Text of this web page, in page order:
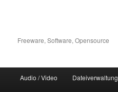
Freeware, Software, Opensource
Audio / Video Dateiverwaltung